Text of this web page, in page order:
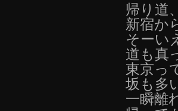
帰り道
新宿か
そーい
道も真
東京っ
坂も多
一瞬離